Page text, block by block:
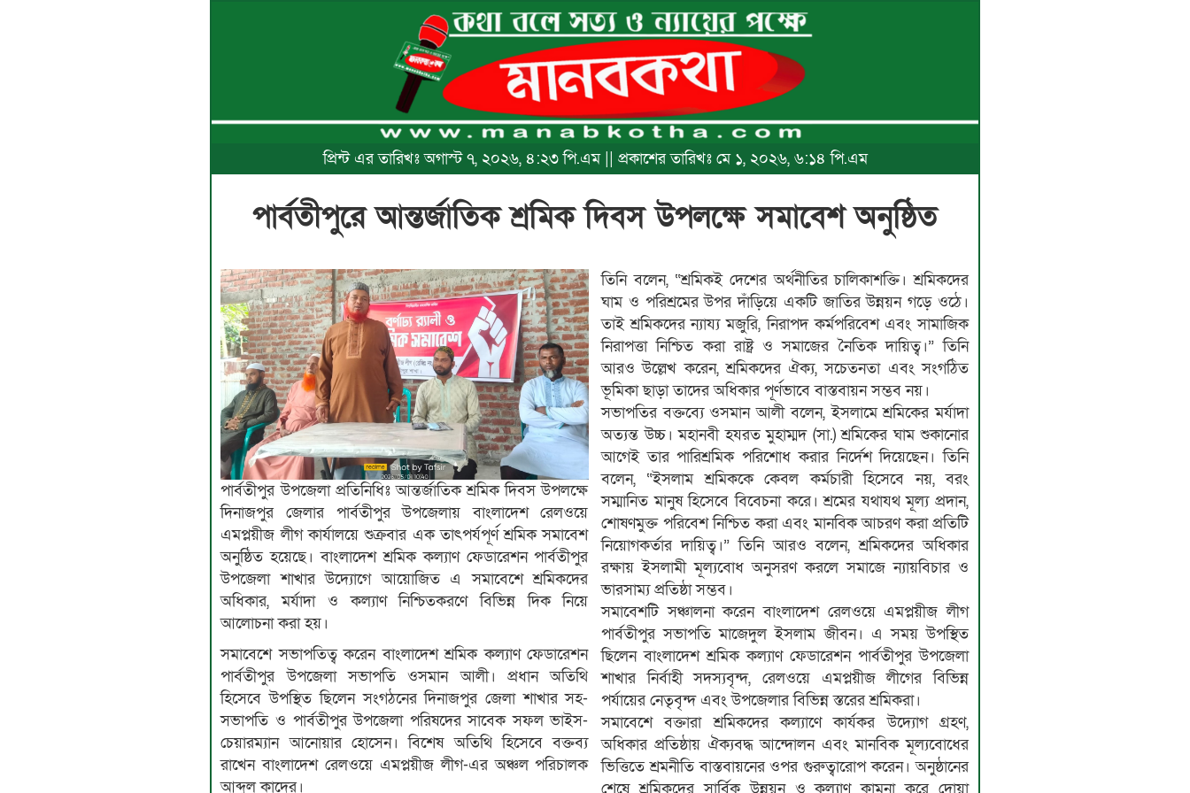
প্রিন্ট এর তারিখঃ অগাস্ট ৭, ২০২৬, ৪:২৩ পি.এম || প্রকাশের তারিখঃ মে ১, ২০২৬, ৬:১৪ পি.এম
পার্বতীপুরে আন্তর্জাতিক শ্রমিক দিবস উপলক্ষে সমাবেশ অনুষ্ঠিত
পার্বতীপুর উপজেলা প্রতিনিধিঃ আন্তর্জাতিক শ্রমিক দিবস উপলক্ষে
দিনাজপুর জেলার পার্বতীপুর উপজেলায় বাংলাদেশ রেলওয়ে
এমপ্লয়ীজ লীগ কার্যালয়ে শুক্রবার এক তাৎপর্যপূর্ণ শ্রমিক সমাবেশ
অনুষ্ঠিত হয়েছে। বাংলাদেশ শ্রমিক কল্যাণ ফেডারেশন পার্বতীপুর
উপজেলা শাখার উদ্যোগে আয়োজিত এ সমাবেশে শ্রমিকদের
অধিকার, মর্যাদা ও কল্যাণ নিশ্চিতকরণে বিভিন্ন দিক নিয়ে
আলোচনা করা হয়।
সমাবেশে সভাপতিত্ব করেন বাংলাদেশ শ্রমিক কল্যাণ ফেডারেশন
পার্বতীপুর উপজেলা সভাপতি ওসমান আলী। প্রধান অতিথি
হিসেবে উপস্থিত ছিলেন সংগঠনের দিনাজপুর জেলা শাখার সহ-
সভাপতি ও পার্বতীপুর উপজেলা পরিষদের সাবেক সফল ভাইস-
চেয়ারম্যান আনোয়ার হোসেন। বিশেষ অতিথি হিসেবে বক্তব্য
রাখেন বাংলাদেশ রেলওয়ে এমপ্লয়ীজ লীগ-এর অঞ্চল পরিচালক
আব্দুল কাদের।
তিনি বলেন, “শ্রমিকই দেশের অর্থনীতির চালিকাশক্তি। শ্রমিকদের
ঘাম ও পরিশ্রমের উপর দাঁড়িয়ে একটি জাতির উন্নয়ন গড়ে ওঠে।
তাই শ্রমিকদের ন্যায্য মজুরি, নিরাপদ কর্মপরিবেশ এবং সামাজিক
নিরাপত্তা নিশ্চিত করা রাষ্ট্র ও সমাজের নৈতিক দায়িত্ব।” তিনি
আরও উল্লেখ করেন, শ্রমিকদের ঐক্য, সচেতনতা এবং সংগঠিত
ভূমিকা ছাড়া তাদের অধিকার পূর্ণভাবে বাস্তবায়ন সম্ভব নয়।
সভাপতির বক্তব্যে ওসমান আলী বলেন, ইসলামে শ্রমিকের মর্যাদা
অত্যন্ত উচ্চ। মহানবী হযরত মুহাম্মদ (সা.) শ্রমিকের ঘাম শুকানোর
আগেই তার পারিশ্রমিক পরিশোধ করার নির্দেশ দিয়েছেন। তিনি
বলেন, “ইসলাম শ্রমিককে কেবল কর্মচারী হিসেবে নয়, বরং
সম্মানিত মানুষ হিসেবে বিবেচনা করে। শ্রমের যথাযথ মূল্য প্রদান,
শোষণমুক্ত পরিবেশ নিশ্চিত করা এবং মানবিক আচরণ করা প্রতিটি
নিয়োগকর্তার দায়িত্ব।” তিনি আরও বলেন, শ্রমিকদের অধিকার
রক্ষায় ইসলামী মূল্যবোধ অনুসরণ করলে সমাজে ন্যায়বিচার ও
ভারসাম্য প্রতিষ্ঠা সম্ভব।
সমাবেশটি সঞ্চালনা করেন বাংলাদেশ রেলওয়ে এমপ্লয়ীজ লীগ
পার্বতীপুর সভাপতি মাজেদুল ইসলাম জীবন। এ সময় উপস্থিত
ছিলেন বাংলাদেশ শ্রমিক কল্যাণ ফেডারেশন পার্বতীপুর উপজেলা
শাখার নির্বাহী সদস্যবৃন্দ, রেলওয়ে এমপ্লয়ীজ লীগের বিভিন্ন
পর্যায়ের নেতৃবৃন্দ এবং উপজেলার বিভিন্ন স্তরের শ্রমিকরা।
সমাবেশে বক্তারা শ্রমিকদের কল্যাণে কার্যকর উদ্যোগ গ্রহণ,
অধিকার প্রতিষ্ঠায় ঐক্যবদ্ধ আন্দোলন এবং মানবিক মূল্যবোধের
ভিত্তিতে শ্রমনীতি বাস্তবায়নের ওপর গুরুত্বারোপ করেন। অনুষ্ঠানের